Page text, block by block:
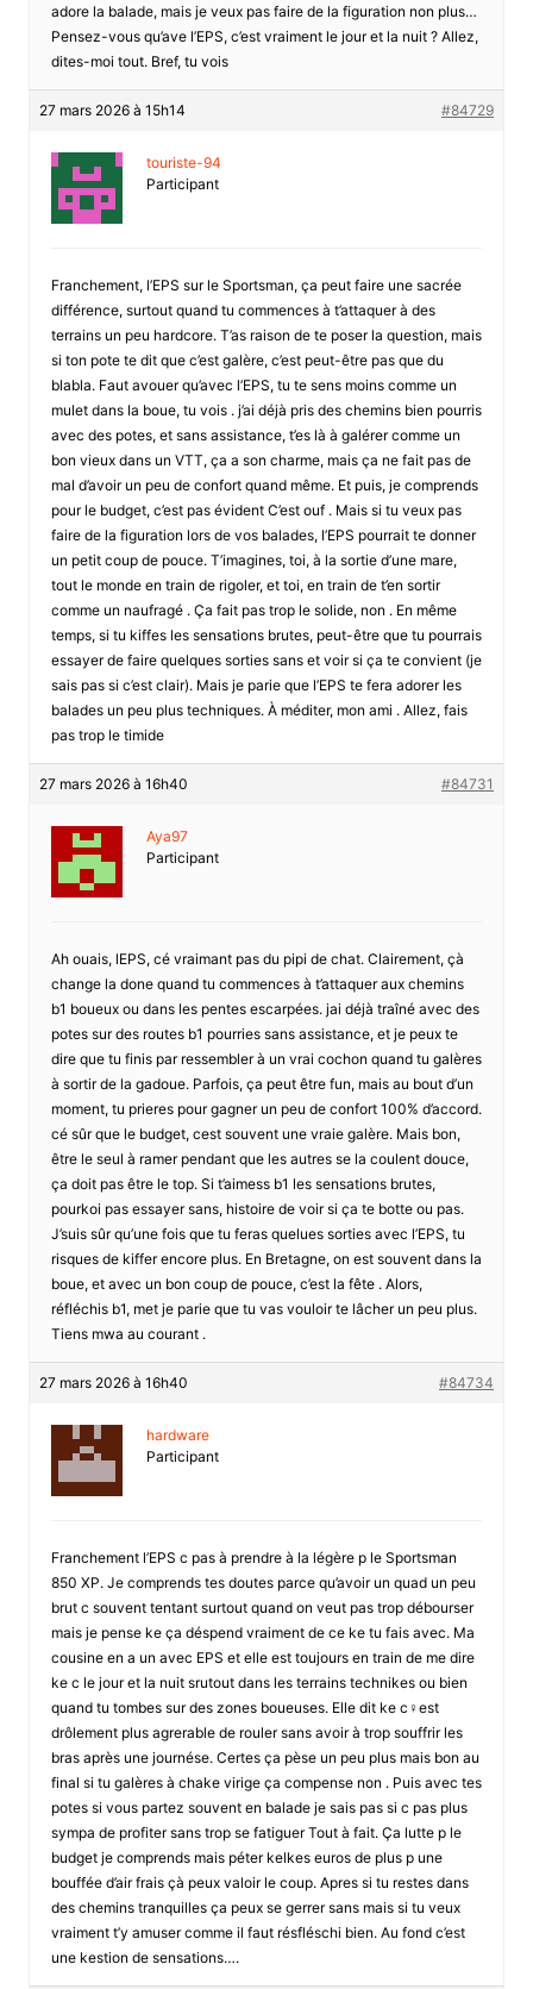
adore la balade, mais je veux pas faire de la figuration non plus…
Pensez-vous qu’ave l’EPS, c’est vraiment le jour et la nuit ? Allez,
dites-moi tout. Bref, tu vois
27 mars 2026 à 15h14 #84729
touriste-94
Participant
Franchement, l’EPS sur le Sportsman, ça peut faire une sacrée
différence, surtout quand tu commences à t’attaquer à des
terrains un peu hardcore. T’as raison de te poser la question, mais
si ton pote te dit que c’est galère, c’est peut-être pas que du
blabla. Faut avouer qu’avec l’EPS, tu te sens moins comme un
mulet dans la boue, tu vois . j’ai déjà pris des chemins bien pourris
avec des potes, et sans assistance, t’es là à galérer comme un
bon vieux dans un VTT, ça a son charme, mais ça ne fait pas de
mal d’avoir un peu de confort quand même. Et puis, je comprends
pour le budget, c’est pas évident C’est ouf . Mais si tu veux pas
faire de la figuration lors de vos balades, l’EPS pourrait te donner
un petit coup de pouce. T’imagines, toi, à la sortie d’une mare,
tout le monde en train de rigoler, et toi, en train de t’en sortir
comme un naufragé . Ça fait pas trop le solide, non . En même
temps, si tu kiffes les sensations brutes, peut-être que tu pourrais
essayer de faire quelques sorties sans et voir si ça te convient (je
sais pas si c’est clair). Mais je parie que l’EPS te fera adorer les
balades un peu plus techniques. À méditer, mon ami . Allez, fais
pas trop le timide
27 mars 2026 à 16h40 #84731
Aya97
Participant
Ah ouais, lEPS, cé vraimant pas du pipi de chat. Clairement, çà
change la done quand tu commences à t’attaquer aux chemins
b1 boueux ou dans les pentes escarpées. jai déjà traîné avec des
potes sur des routes b1 pourries sans assistance, et je peux te
dire que tu finis par ressembler à un vrai cochon quand tu galères
à sortir de la gadoue. Parfois, ça peut être fun, mais au bout d’un
moment, tu prieres pour gagner un peu de confort 100% d’accord.
cé sûr que le budget, cest souvent une vraie galère. Mais bon,
être le seul à ramer pendant que les autres se la coulent douce,
ça doit pas être le top. Si t’aimess b1 les sensations brutes,
pourkoi pas essayer sans, histoire de voir si ça te botte ou pas.
J’suis sûr qu’une fois que tu feras quelues sorties avec l’EPS, tu
risques de kiffer encore plus. En Bretagne, on est souvent dans la
boue, et avec un bon coup de pouce, c’est la fête . Alors,
réfléchis b1, met je parie que tu vas vouloir te lâcher un peu plus.
Tiens mwa au courant .
27 mars 2026 à 16h40 #84734
hardware
Participant
Franchement l’EPS c pas à prendre à la légère p le Sportsman
850 XP. Je comprends tes doutes parce qu’avoir un quad un peu
brut c souvent tentant surtout quand on veut pas trop débourser
mais je pense ke ça déspend vraiment de ce ke tu fais avec. Ma
cousine en a un avec EPS et elle est toujours en train de me dire
ke c le jour et la nuit srutout dans les terrains technikes ou bien
quand tu tombes sur des zones boueuses. Elle dit ke c♀est
drôlement plus agrerable de rouler sans avoir à trop souffrir les
bras après une journése. Certes ça pèse un peu plus mais bon au
final si tu galères à chake virige ça compense non . Puis avec tes
potes si vous partez souvent en balade je sais pas si c pas plus
sympa de profiter sans trop se fatiguer Tout à fait. Ça lutte p le
budget je comprends mais péter kelkes euros de plus p une
bouffée d’air frais çà peux valoir le coup. Apres si tu restes dans
des chemins tranquilles ça peux se gerrer sans mais si tu veux
vraiment t’y amuser comme il faut résfléschi bien. Au fond c’est
une kestion de sensations….